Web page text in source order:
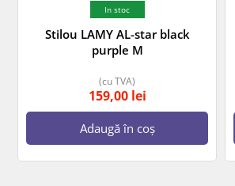
In stoc
Stilou LAMY AL-star black
purple M
159,00 lei
(cu TVA)
Adaugă în coș